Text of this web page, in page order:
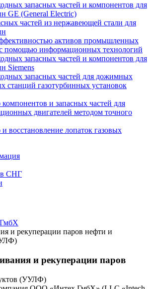
запасных частей и компонентов для
GE (General Electric)
частей из нержавеющей стали для
активов промышленных
помощью информационных технологий
запасных частей и компонентов для
Siemens
запасных частей для дожимных
станций газотурбинных установок
и запасных частей для
двигателей методом точного
восстановление лопаток газовых
в СНГ
и рекуперации паров нефти и
и рекуперации паров
(УУЛФ)